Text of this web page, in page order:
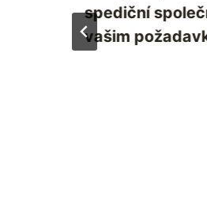
spediční
vašim